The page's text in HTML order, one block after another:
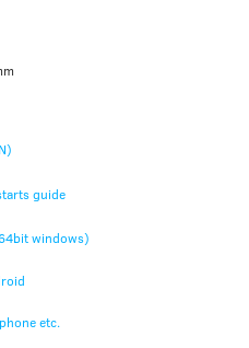
guide
windows)
etc.